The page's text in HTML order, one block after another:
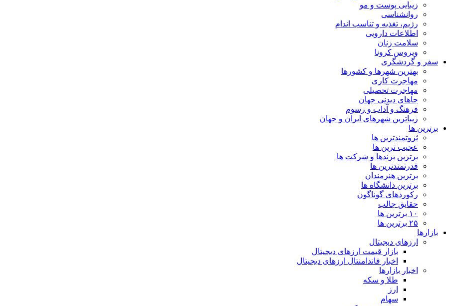
زیبایی پوست و مو
روانشناسی
رژیم، تغذیه و تناسب اندام
اطلاعات دارویی
سلامت زنان
ویروس کرونا
سفر و گردشگری
بهترین شهرها و کشورها
مهاجرت کاری
مهاجرت تحصیلی
جاهای دیدنی جهان
فرهنگ و آداب و رسوم
زیباترین شهرهای ایران و جهان
برترین ها
ثروتمندترین ها
عجیب ترین ها
برترین برندها و شرکت ها
قدرتمندترین ها
برترین هنرمندان
برترین دانشگاه ها
رکوردهای گوناگون
حقایق جالب
۱۰ برترین ها
۲۵ برترین ها
بازارها
ارزهای دیجیتال
بازار قیمت ارزهای دیجیتال
اخبار فاندامنتال ارزهای دیجیتال
اخبار بازارها
طلا و سکه
ارز
سهام